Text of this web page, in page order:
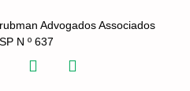
Advogados Associados
N º 637